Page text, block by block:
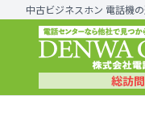
中古ビジネスホン 電話機
総訪